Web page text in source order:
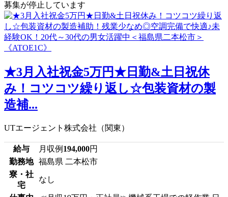
募集が停止しています
★3月入社祝金5万円★日勤&土日祝休
み！コツコツ繰り返し☆包装資材の製
造補...
UTエージェント株式会社（関東）
給与 月収例 194,000円
勤務地
福島県 二本松市
寮・社
宅
なし